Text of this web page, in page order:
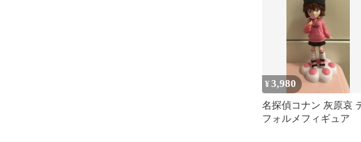
¥3,980
名探偵コナン 灰原哀
フォルメフィギュア